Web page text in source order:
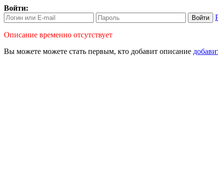
Войти:
Войти
Описание временно отсутствует
Вы можете можете стать первым, кто добавит описание